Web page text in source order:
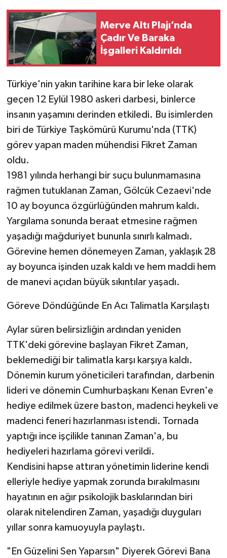
Merve Altı Plajı’nda
Çadır Ve Baraka
İşgalleri Kaldırıldı
Türkiye'nin yakın tarihine kara bir leke olarak
geçen 12 Eylül 1980 askeri darbesi, binlerce
insanın yaşamını derinden etkiledi. Bu isimlerden
biri de Türkiye Taşkömürü Kurumu'nda (TTK)
görev yapan maden mühendisi Fikret Zaman
oldu.
1981 yılında herhangi bir suçu bulunmamasına
rağmen tutuklanan Zaman, Gölcük Cezaevi'nde
10 ay boyunca özgürlüğünden mahrum kaldı.
Yargılama sonunda beraat etmesine rağmen
yaşadığı mağduriyet bununla sınırlı kalmadı.
Görevine hemen dönemeyen Zaman, yaklaşık 28
ay boyunca işinden uzak kaldı ve hem maddi hem
de manevi açıdan büyük sıkıntılar yaşadı.
Göreve Döndüğünde En Acı Talimatla Karşılaştı
Aylar süren belirsizliğin ardından yeniden
TTK'deki görevine başlayan Fikret Zaman,
beklemediği bir talimatla karşı karşıya kaldı.
Dönemin kurum yöneticileri tarafından, darbenin
lideri ve dönemin Cumhurbaşkanı Kenan Evren'e
hediye edilmek üzere baston, madenci heykeli ve
madenci feneri hazırlanması istendi. Tornada
yaptığı ince işçilikle tanınan Zaman'a, bu
hediyeleri hazırlama görevi verildi.
Kendisini hapse attıran yönetimin liderine kendi
elleriyle hediye yapmak zorunda bırakılmasını
hayatının en ağır psikolojik baskılarından biri
olarak nitelendiren Zaman, yaşadığı duyguları
yıllar sonra kamuoyuyla paylaştı.
"En Güzelini Sen Yaparsın" Diyerek Görevi Bana